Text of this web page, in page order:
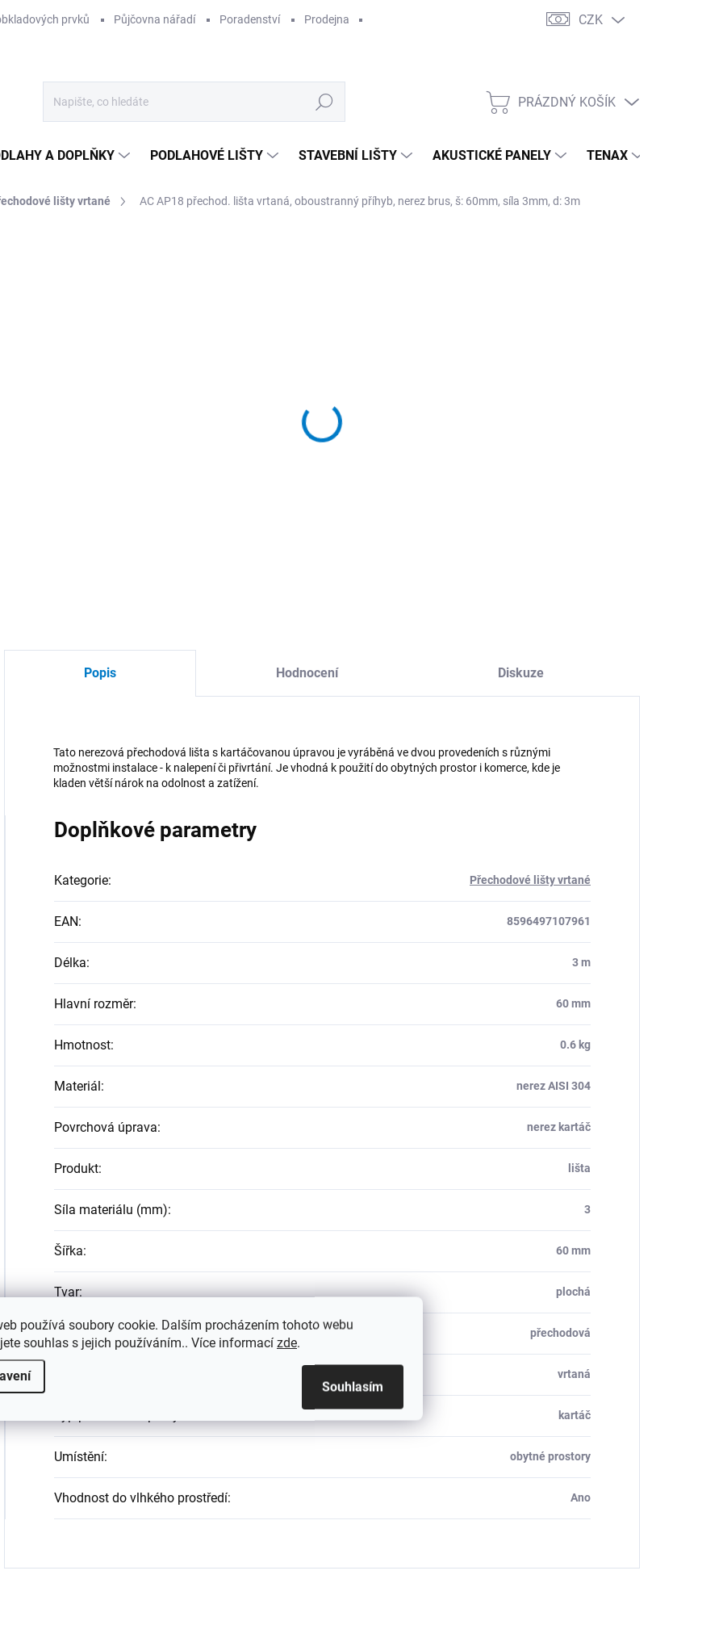
používá soubory cookie. Dalším procházením tohoto webu
souhlas s jejich používáním.. Více informací zde.
Souhlasím
prvků Půjčovna nářadí Poradenství Prodejna CZK
Hledat
NÁKUPNÍ
PRÁZDNÝ KOŠÍK
A DOPLŇKY PODLAHOVÉ LIŠTY STAVEBNÍ LIŠTY AKUSTICKÉ PANELY TENAX
lišty vrtané AC AP18 přechod. lišta vrtaná, oboustranný příhyb, nerez brus, š: 60mm, síla 3mm, d: 3m
Popis Hodnocení Diskuze
Tato nerezová přechodová lišta s kartáčovanou úpravou je vyráběná ve dvou provedeních s různými
možnostmi instalace - k nalepení či přivrtání. Je vhodná k použití do obytných prostor i komerce, kde je
kladen větší nárok na odolnost a zatížení.
Doplňkové parametry
Kategorie: Přechodové lišty vrtané
EAN: 8596497107961
Délka: 3 m
Hlavní rozměr: 60 mm
Hmotnost: 0.6 kg
Materiál: nerez AISI 304
Povrchová úprava: nerez kartáč
Produkt: lišta
Síla materiálu (mm): 3
Šířka: 60 mm
Tvar: plochá
Typ: přechodová
vrtaná
kartáč
Umístění: obytné prostory
Vhodnost do vlhkého prostředí: Ano